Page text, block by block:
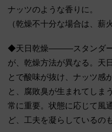
ナッツのような香りに。
（乾燥不十分な場合は、薪
◆天日乾燥―――スタンダー
が、乾燥方法が異なる。天
とで酸味が抜け、ナッツ感
と、腐敗臭が生まれてしま
常に重要。状態に応じて風
ど、工夫を凝らしているの